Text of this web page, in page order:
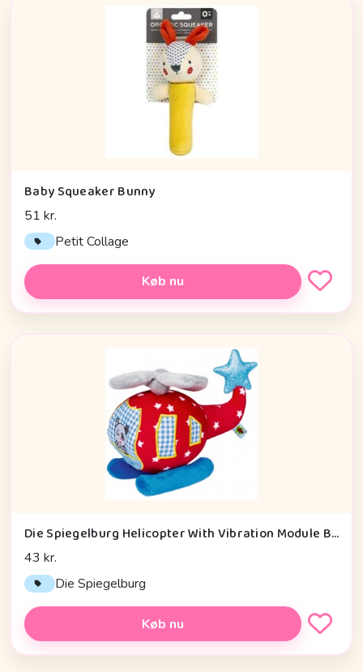
Baby Squeaker Bunny
51 kr.
Petit Collage
Køb nu
Die Spiegelburg Helicopter With Vibration Module Baby Charms - Legetøj
43 kr.
Die Spiegelburg
Køb nu